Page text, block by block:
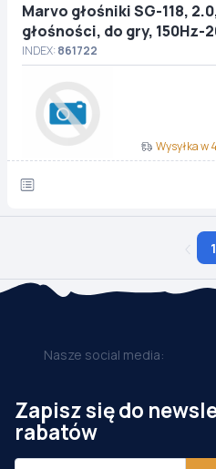
Marvo głośniki SG-118,
głośności, do gry, 150Hz-
INDEX:861722
Wysyłka w
1
Nasze social media:
Zapisz się do
rabatów